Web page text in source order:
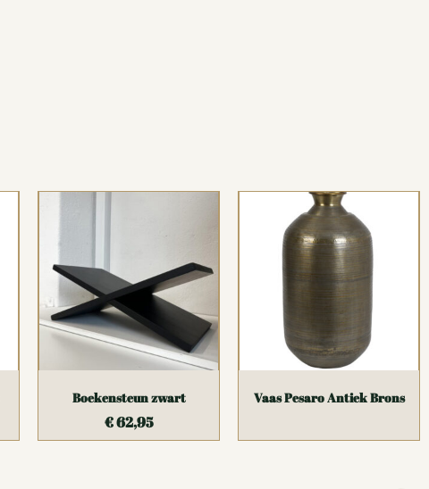
Boekensteun zwart
€62,95
Vaas Pesaro Antiek Brons